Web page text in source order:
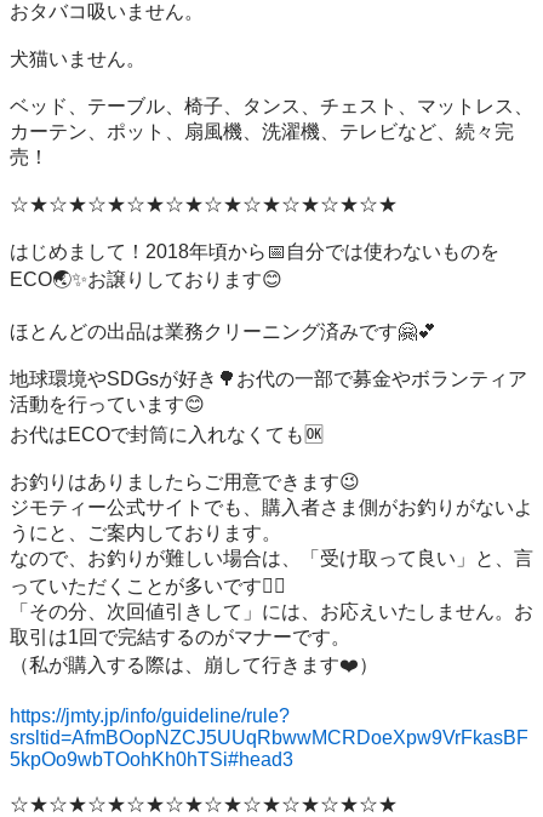
おタバコ吸いません。
犬猫いません。
ベッド、テーブル、椅子、タンス、チェスト、マットレス、
カーテン、ポット、扇風機、洗濯機、テレビなど、続々完
売！
☆★☆★☆★☆★☆★☆★☆★☆★☆★☆★
はじめまして！2018年頃から📅自分では使わないものを
ECO🌏️✨お譲りしております😊
ほとんどの出品は業務クリーニング済みです🤗💕
地球環境やSDGsが好き🌳お代の一部で募金やボランティア
活動を行っています😊
お代はECOで封筒に入れなくても🆗
お釣りはありましたらご用意できます😉
ジモティー公式サイトでも、購入者さま側がお釣りがないよ
うにと、ご案内しております。
なので、お釣りが難しい場合は、「受け取って良い」と、言
っていただくことが多いです🙇‍♀️
「その分、次回値引きして」には、お応えいたしません。お
取引は1回で完結するのがマナーです。
（私が購入する際は、崩して行きます❤️）
https://jmty.jp/info/guideline/rule?
srsltid=AfmBOopNZCJ5UUqRbwwMCRDoeXpw9VrFkasBF
5kpOo9wbTOohKh0hTSi#head3
☆★☆★☆★☆★☆★☆★☆★☆★☆★☆★